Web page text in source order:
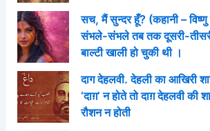
सच, मैं सुन्दर हूँ? (कहानी –
संभले-संभले तब तक दूसरी-
बाल्टी खाली हो चुकी थी ।
दाग देहलवी. देहली का आखिरी
‘दाग़’ न होते तो दाग़ देहलवी की
रौशन न होती